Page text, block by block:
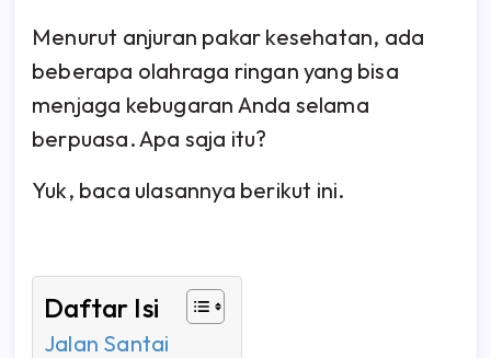
Menurut anjuran pakar kesehatan, ada
beberapa olahraga ringan yang bisa
menjaga kebugaran Anda selama
berpuasa. Apa saja itu?
Yuk, baca ulasannya berikut ini.
Daftar Isi
Jalan Santai